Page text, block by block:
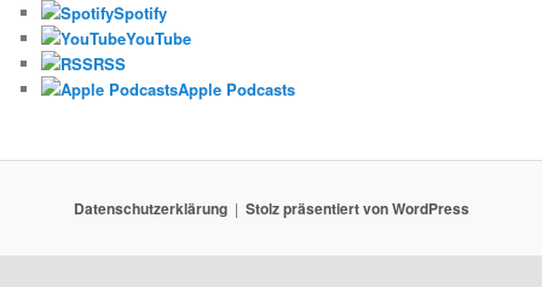
Spotify
YouTube
RSS
Apple Podcasts
Datenschutzerklärung Stolz präsentiert von WordPress